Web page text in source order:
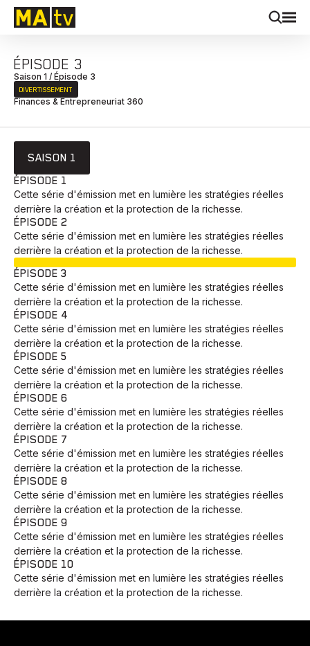
ÉPISODE 3
Saison 1 / Épisode 3
DIVERTISSEMENT
Finances & Entrepreneuriat 360
SAISON 1
ÉPISODE 1
Cette série d'émission met en lumière les stratégies réelles
derrière la création et la protection de la richesse.
ÉPISODE 2
Cette série d'émission met en lumière les stratégies réelles
derrière la création et la protection de la richesse.
ÉPISODE 3
Cette série d'émission met en lumière les stratégies réelles
derrière la création et la protection de la richesse.
ÉPISODE 4
Cette série d'émission met en lumière les stratégies réelles
derrière la création et la protection de la richesse.
ÉPISODE 5
Cette série d'émission met en lumière les stratégies réelles
derrière la création et la protection de la richesse.
ÉPISODE 6
Cette série d'émission met en lumière les stratégies réelles
derrière la création et la protection de la richesse.
ÉPISODE 7
Cette série d'émission met en lumière les stratégies réelles
derrière la création et la protection de la richesse.
ÉPISODE 8
Cette série d'émission met en lumière les stratégies réelles
derrière la création et la protection de la richesse.
ÉPISODE 9
Cette série d'émission met en lumière les stratégies réelles
derrière la création et la protection de la richesse.
ÉPISODE 10
Cette série d'émission met en lumière les stratégies réelles
derrière la création et la protection de la richesse.